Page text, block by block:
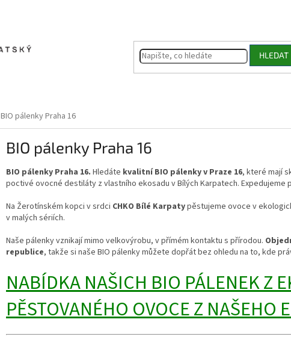
HLEDAT
BIO pálenky Praha 16
BIO pálenky Praha 16
BIO pálenky Praha 16. Hledáte kvalitní BIO pálenky v Praze 16, které mají
poctivé ovocné destiláty z vlastního ekosadu v Bílých Karpatech. Expedujeme
Na Žerotínském kopci v srdci CHKO Bílé Karpatypěstujeme ovoce v
v malých sériích.
Naše pálenky vznikají mimo velkovýrobu, v přímém kontaktu s přírodou.
republice, takže si naše BIO pálenky můžete dopřát bez ohledu na to, kde
NABÍDKA NAŠICH BIO PÁLENEK Z
PĚSTOVANÉHO OVOCE Z NAŠEHO